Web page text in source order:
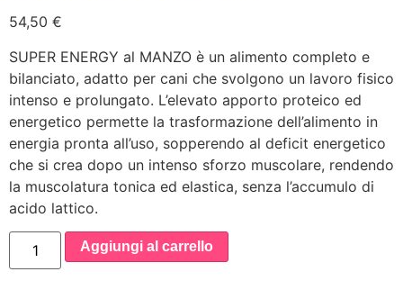
54,50 €
SUPER ENERGY al MANZO è un alimento completo e
bilanciato, adatto per cani che svolgono un lavoro fisico
intenso e prolungato. L’elevato apporto proteico ed
energetico permette la trasformazione dell’alimento in
energia pronta all’uso, sopperendo al deficit energetico
che si crea dopo un intenso sforzo muscolare, rendendo
la muscolatura tonica ed elastica, senza l’accumulo di
acido lattico.
Aggiungi al carrello